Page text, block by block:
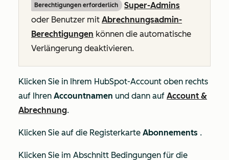
Berechtigungen erforderlich
Super-Admins
oder Benutzer mit Abrechnungsadmin-
Berechtigungen können die automatische
Verlängerung deaktivieren.
Klicken Sie in Ihrem HubSpot-Account oben rechts
auf Ihren Accountnamen und dann auf Account &
Abrechnung.
Klicken Sie auf die Registerkarte Abonnements .
Klicken Sie im Abschnitt Bedingungen für die